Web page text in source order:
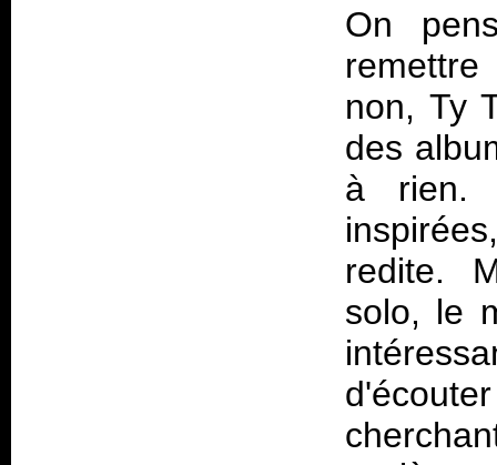
On
non, Ty
des
à rien.
redite.
solo, le